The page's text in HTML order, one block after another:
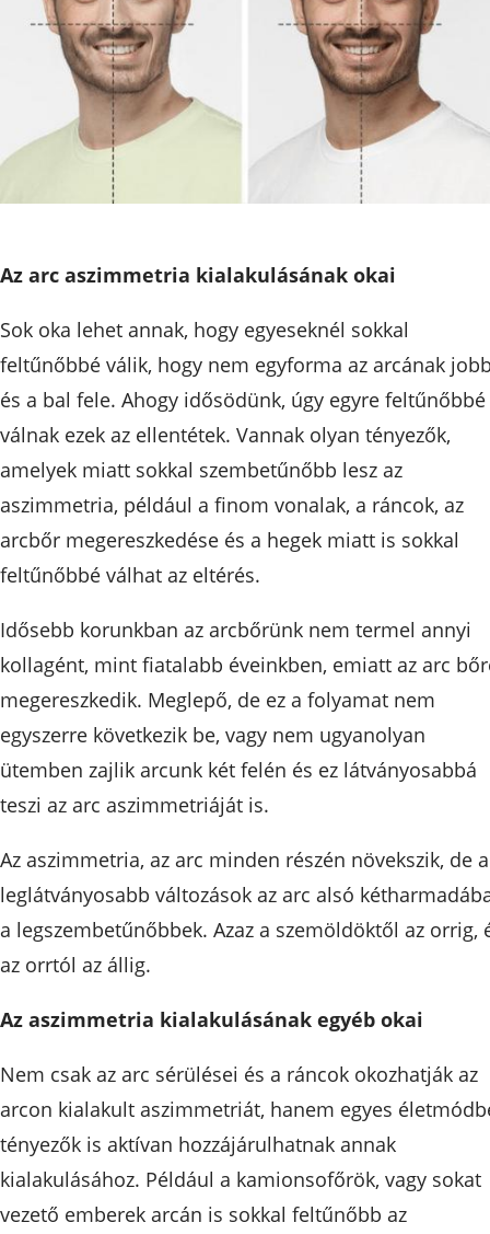
Az arc aszimmetria kialakulásának okai
Sok oka lehet annak, hogy egyeseknél sokkal
feltűnőbbé válik, hogy nem egyforma az arcának
és a bal fele. Ahogy idősödünk, úgy egyre feltűnőbbé
válnak ezek az ellentétek. Vannak olyan tényezők,
amelyek miatt sokkal szembetűnőbb lesz az
aszimmetria, például a finom vonalak, a ráncok, az
arcbőr megereszkedése és a hegek miatt is sokkal
feltűnőbbé válhat az eltérés.
Idősebb korunkban az arcbőrünk nem termel annyi
kollagént, mint fiatalabb éveinkben, emiatt az arc
megereszkedik. Meglepő, de ez a folyamat nem
egyszerre következik be, vagy nem ugyanolyan
ütemben zajlik arcunk két felén és ez látványosabbá
teszi az arc aszimmetriáját is.
Az aszimmetria, az arc minden részén növekszik, de a
leglátványosabb változások az arc alsó
a legszembetűnőbbek. Azaz a szemöldöktől az orrig,
az orrtól az állig.
Az aszimmetria kialakulásának egyéb okai
Nem csak az arc sérülései és a ráncok okozhatják az
arcon kialakult aszimmetriát, hanem egyes
tényezők is aktívan hozzájárulhatnak annak
kialakulásához. Például a kamionsofőrök, vagy sokat
vezető emberek arcán is sokkal feltűnőbb az